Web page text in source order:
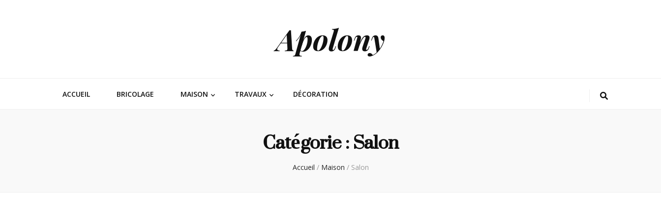
Apolony
ACCUEIL BRICOLAGE MAISON TRAVAUX DÉCORATION
Catégorie :Salon
Accueil / Maison / Salon